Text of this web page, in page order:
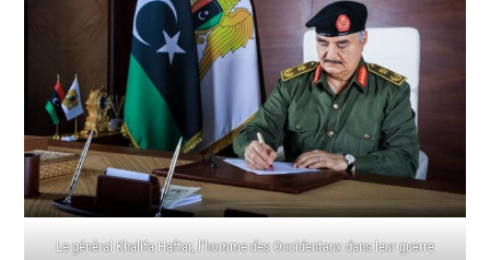
Le général Khalifa Haftar, l’homme des Occidentaux dans leur guerre